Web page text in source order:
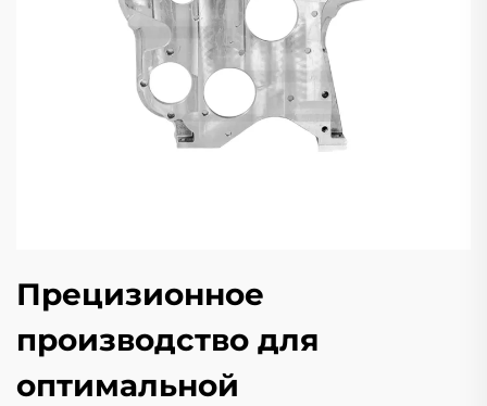
Прецизионное
производство для
оптимальной